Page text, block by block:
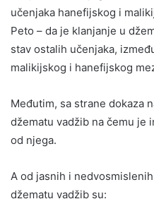
učenjaka hanefijskog i
Peto – da je klanjanje u
stav ostalih učenjaka,
malikijskog i hanefijskog
Međutim, sa strane dokaza
džematu vadžib na čemu je
od njega.
A od jasnih i
džematu vadžib su: